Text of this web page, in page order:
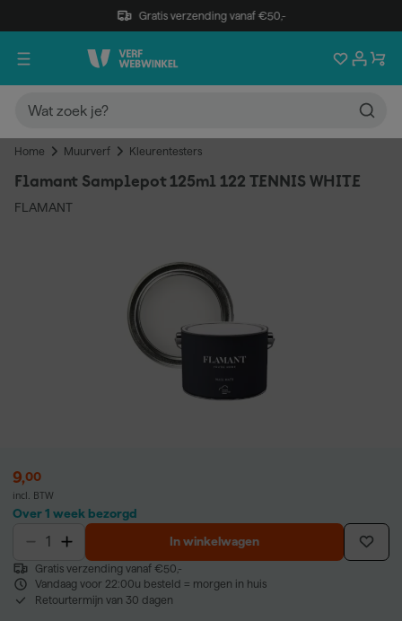
Gratis verzending vanaf €50,-
Home Muurverf Kleurentesters
Flamant Samplepot 125ml 122 TENNIS WHITE
FLAMANT
9,00
incl. BTW
Over 1 week bezorgd
In winkelwagen
Gratis verzending vanaf €50,-
Vandaag voor 22:00u besteld = morgen in huis
Retourtermijn van 30 dagen